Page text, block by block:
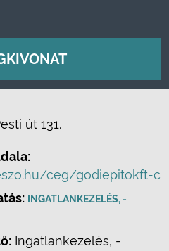
út 131.
ceg/godiepitokft-c
INGATLANKEZELÉS, -
Ingatlankezelés, -